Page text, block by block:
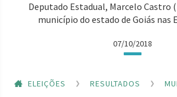
Deputado Estadual, Marcelo Castro
município do estado de Goiás nas
07/10/2018
ELEIÇÕES RESULTADOS